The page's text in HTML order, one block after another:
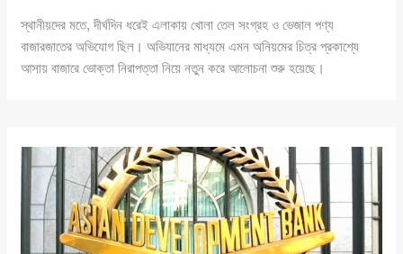
স্থানীয়দের মতে, দীর্ঘদিন ধরেই এলাকায় খোলা তেল সংগ্রহ ও ভেজাল পণ্য
বাজারজাতের অভিযোগ ছিল। অভিযানের মাধ্যমে এমন অনিয়মের চিত্র প্রকাশ্যে
আসায় বাজারে ভোক্তা নিরাপত্তা নিয়ে নতুন করে আলোচনা শুরু হয়েছে।